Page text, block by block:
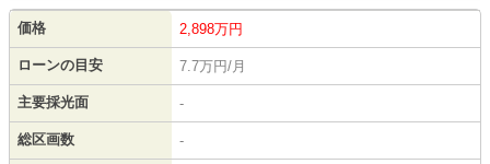
価格 2,898万円
ローンの目安 7.7万円/月
主要採光面 -
総区画数 -